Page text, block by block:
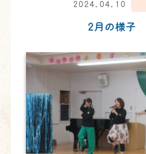
2024.04.10
2月の様子